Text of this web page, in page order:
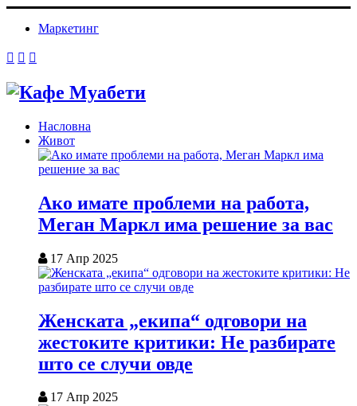
Маркетинг
Насловна
Живот
Ако имате проблеми на работа,
Меган Маркл има решение за вас
17 Апр 2025
Женската „екипа“ одговори на
жестоките критики: Не разбирате
што се случи овде
17 Апр 2025